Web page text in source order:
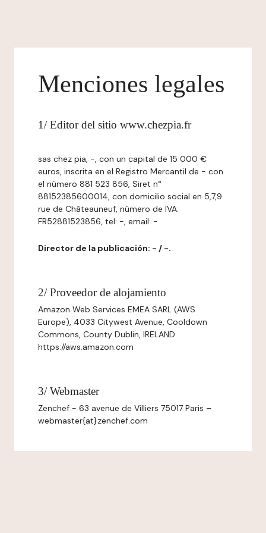
Menciones legales
1/ Editor del sitio www.chezpia.fr
sas chez pia, -, con un capital de 15 000 €
euros, inscrita en el Registro Mercantil de - con
el número 881 523 856, Siret n°
88152385600014, con domicilio social en 5,7,9
rue de Châteauneuf, número de IVA:
FR52881523856, tel: -, email: -
Director de la publicación: - / -.
2/ Proveedor de alojamiento
Amazon Web Services EMEA SARL (AWS
Europe), 4033 Citywest Avenue, Cooldown
Commons, County Dublin, IRELAND
https://aws.amazon.com
3/ Webmaster
Zenchef - 63 avenue de Villiers 75017 Paris –
webmaster{at}zenchef.com